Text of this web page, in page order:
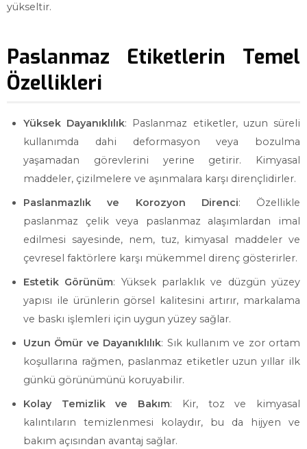
yükseltir.
Paslanmaz Etiketlerin Temel
Özellikleri
Yüksek Dayanıklılık: Paslanmaz etiketler, uzun süreli
kullanımda dahi deformasyon veya bozulma
yaşamadan görevlerini yerine getirir. Kimyasal
maddeler, çizilmelere ve aşınmalara karşı dirençlidirler.
Paslanmazlık ve Korozyon Direnci: Özellikle
paslanmaz çelik veya paslanmaz alaşımlardan imal
edilmesi sayesinde, nem, tuz, kimyasal maddeler ve
çevresel faktörlere karşı mükemmel direnç gösterirler.
Estetik Görünüm: Yüksek parlaklık ve düzgün yüzey
yapısı ile ürünlerin görsel kalitesini artırır, markalama
ve baskı işlemleri için uygun yüzey sağlar.
Uzun Ömür ve Dayanıklılık: Sık kullanım ve zor ortam
koşullarına rağmen, paslanmaz etiketler uzun yıllar ilk
günkü görünümünü koruyabilir.
Kolay Temizlik ve Bakım: Kir, toz ve kimyasal
kalıntıların temizlenmesi kolaydır, bu da hijyen ve
bakım açısından avantaj sağlar.